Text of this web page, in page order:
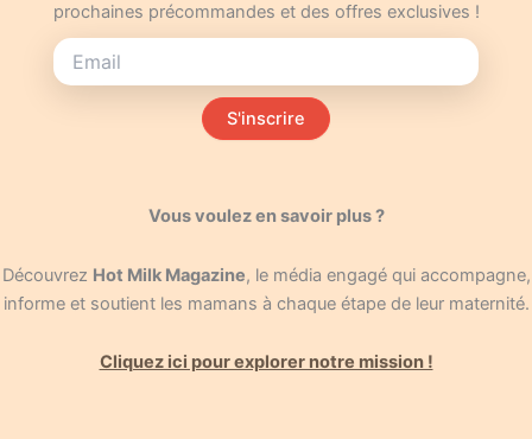
prochaines précommandes et des offres exclusives !
S'inscrire
Vous voulez en savoir plus ?
Découvrez Hot Milk Magazine, le média engagé qui accompagne,
informe et soutient les mamans à chaque étape de leur maternité.
Cliquez ici pour explorer notre mission !